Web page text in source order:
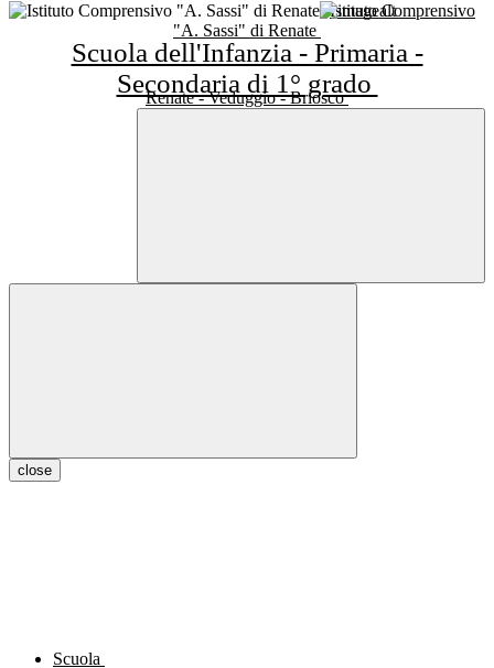
Istituto Comprensivo
"A. Sassi" di Renate
Scuola dell'Infanzia - Primaria -
Secondaria di 1° grado
Renate - Veduggio - Briosco
close
Scuola